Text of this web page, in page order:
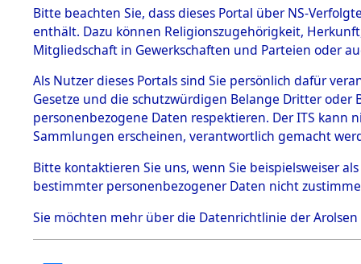
BESTÄNDE
1.
mente
5. Verschiedenes
5.3
Todesmärsche
5.3.1 Alliierte
Erhebungen
zu
Todesmärsch
en
5.3.2
→0148
Bitte beachten Sie, dass dieses Portal über NS-
enthält. Dazu können Religionszugehörigkeit,
Mitgliedschaft in Gewerkschaften und Parteien oder
Als Nutzer dieses Portals sind Sie persönlich dafür
Gesetze und die schutzwürdigen Belange Dritter
personenbezogene Daten respektieren. Der ITS
Sammlungen erscheinen, verantwortlich gemacht
Bitte kontaktieren Sie uns, wenn Sie beispielsweiser
bestimmter personenbezogener Daten nicht
Sie möchten mehr über die Datenrichtlinie der Arolsen